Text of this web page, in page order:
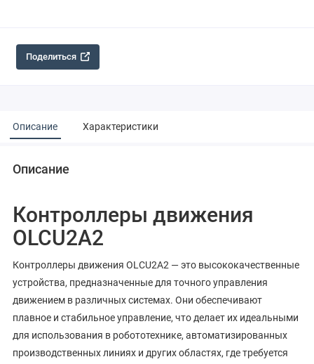
Поделиться
Описание Характеристики
Описание
Контроллеры движения
OLCU2A2
Контроллеры движения OLCU2A2 — это высококачественные
устройства, предназначенные для точного управления
движением в различных системах. Они обеспечивают
плавное и стабильное управление, что делает их идеальными
для использования в робототехнике, автоматизированных
производственных линиях и других областях, где требуется